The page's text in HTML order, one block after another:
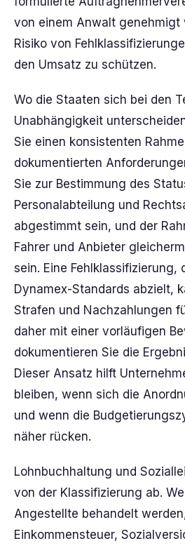
von einem Anwalt genehmigt
Risiko von
den Umsatz zu schützen.
Wo die Staaten sich bei den
Unabhängigkeit
Sie einen konsistenten
dokumentierten
Sie zur Bestimmung des
Personalabteilung und
abgestimmt sein, und der
Fahrer und Anbieter
sein. Eine Fehlklassifizierung,
Dynamex-Standards abzielt,
Strafen und Nachzahlungen
daher mit einer vorläufigen
dokumentieren Sie die
Dieser Ansatz hilft
bleiben, wenn sich die
und wenn die
näher rücken.
Lohnbuchhaltung und
von der Klassifizierung ab.
Angestellte behandelt
Einkommensteuer,